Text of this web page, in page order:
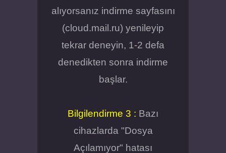
alıyorsanız indirme sayfasını
(cloud.mail.ru) yenileyip
tekrar deneyin, 1-2 defa
denedikten sonra indirme
başlar.
Bilgilendirme 3 : Bazı
cihazlarda "Dosya
Açılamıyor" hatası